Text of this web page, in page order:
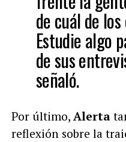
de cuál de
Estudie algo
de sus
señaló.
Por último, Alerta
reflexión sobre la